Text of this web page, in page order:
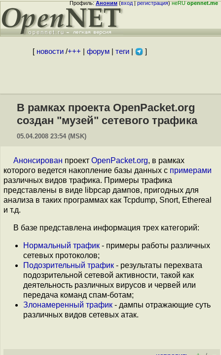
Профиль:Аноним(вход|регистрация)неRUopennet.me
[ новости/+++ форум| теги| ]
В рамках проекта OpenPacket.org
создан "музей" сетевого трафика
05.04.2008 23:54 (MSK)
Анонсирован проект OpenPacket.org, в рамках
которого ведется накопление базы данных с примерами
различных видов трафика. Примеры трафика
представлены в виде libpcap дампов, пригодных для
анализа в таких программах как Tcpdump, Snort, Ethereal
и т.д.
В базе представлена информация трех категорий:
Нормальный трафик - примеры работы различных
сетевых протоколов;
Подозрительный трафик - результаты перехвата
подозрительной сетевой активности, такой как
деятельность различных вирусов и червей или
передача команд спам-ботам;
Злонамеренный трафик - дампы отражающие суть
различных видов сетевых атак.